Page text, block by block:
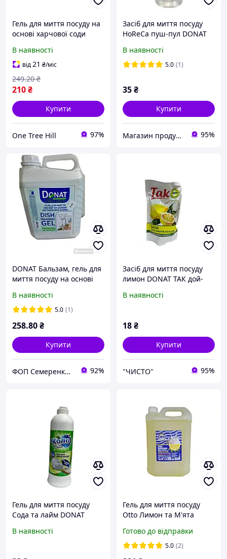
Гель для миття посуду на
основі харчової соди
каністра 5л
В наявності
від21 ₴/міс
210₴
249.20 ₴
Купити
One Tree Hill 97%
Засіб для миття посуду
HoReCa пуш-пул DONAT
В наявності
5.0 (1)
35₴
Купити
Магазин продукції Латинскої та Північної Америки 95%
DONAT Бальзам, гель для
миття посуду на основі
Каністра
В наявності
5.0 (1)
258.80₴
Купити
ФОП Семеренко В.М. 92%
Засіб для миття посуду
лимон DONAT ТАК дой-
В наявності
18₴
Купити
"ЧИСТО" 95%
Гель для миття посуду
Сода та лайм DONAT
В наявності
Гель для миття посуду
Otto Лимон та М'ята
Готово до відправки
5.0 (2)